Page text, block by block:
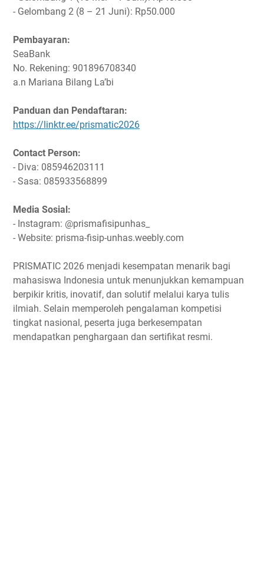
- Gelombang 2 (8 – 21 Juni): Rp50.000
Pembayaran:
SeaBank
No. Rekening: 901896708340
a.n Mariana Bilang La’bi
Panduan dan Pendaftaran:
https://linktr.ee/prismatic2026
Contact Person:
- Diva: 085946203111
- Sasa: 085933568899
Media Sosial:
- Instagram: @prismafisipunhas_
- Website: prisma-fisip-unhas.weebly.com
PRISMATIC 2026 menjadi kesempatan menarik bagi
mahasiswa Indonesia untuk menunjukkan kemampuan
berpikir kritis, inovatif, dan solutif melalui karya tulis
ilmiah. Selain memperoleh pengalaman kompetisi
tingkat nasional, peserta juga berkesempatan
mendapatkan penghargaan dan sertifikat resmi.